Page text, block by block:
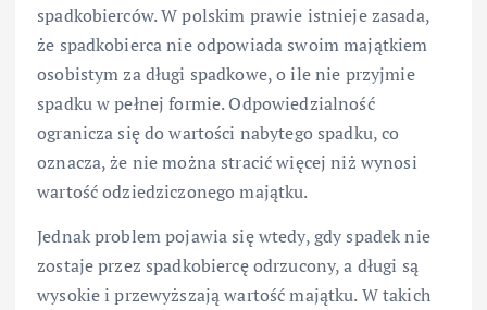
spadkobierców. W polskim prawie istnieje zasada,
że spadkobierca nie odpowiada swoim majątkiem
osobistym za długi spadkowe, o ile nie przyjmie
spadku w pełnej formie. Odpowiedzialność
ogranicza się do wartości nabytego spadku, co
oznacza, że nie można stracić więcej niż wynosi
wartość odziedziczonego majątku.
Jednak problem pojawia się wtedy, gdy spadek nie
zostaje przez spadkobiercę odrzucony, a długi są
wysokie i przewyższają wartość majątku. W takich